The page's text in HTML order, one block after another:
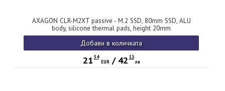
AXAGON CLR-M2XT passive - M.2 SSD, 80mm SSD, ALU
body, silicone thermal pads, height 20mm
Добави в количката
21 54
EUR/ 42 13
лв